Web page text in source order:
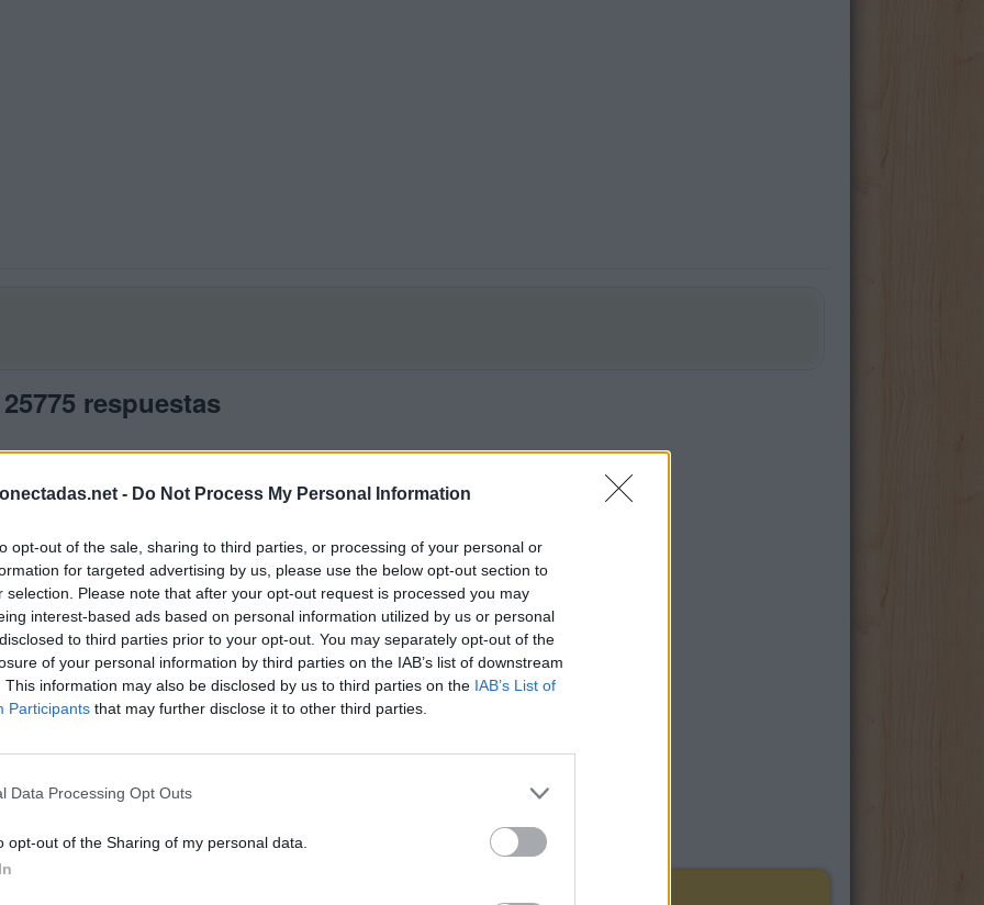
- Do Not Process My Personal Information
opt-out of the sale, sharing to third parties, or processing of your personal or
for targeted advertising by us, please use the below opt-out section to
selection. Please note that after your opt-out request is processed you may
interest-based ads based on personal information utilized by us or personal
to third parties prior to your opt-out. You may separately opt-out of the
of your personal information by third parties on the IAB’s list of downstream
This information may also be disclosed by us to third parties on the IAB’s List of
Participants that may further disclose it to other third parties.
Data Processing Opt Outs
opt-out of the Sharing of my personal data.
respuestas